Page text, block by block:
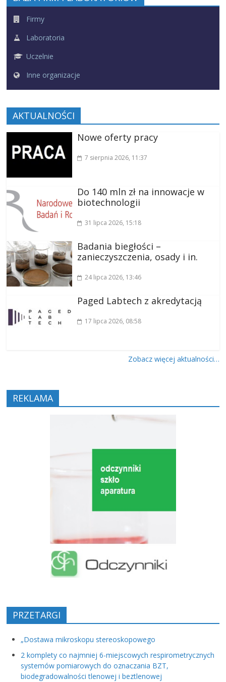
Firmy
Laboratoria
Uczelnie
Inne organizacje
AKTUALNOŚCI
Nowe oferty pracy
7 sierpnia 2026, 11:37
Do 140 mln zł na innowacje w
biotechnologii
31 lipca 2026, 15:18
Badania biegłości –
zanieczyszczenia, osady i in.
24 lipca 2026, 13:46
Paged Labtech z akredytacją
17 lipca 2026, 08:58
Zobacz więcej aktualności…
REKLAMA
PRZETARGI
„Dostawa mikroskopu stereoskopowego
2 komplety co najmniej 6-miejscowych respirometrycznych
systemów pomiarowych do oznaczania BZT,
biodegradowalności tlenowej i beztlenowej